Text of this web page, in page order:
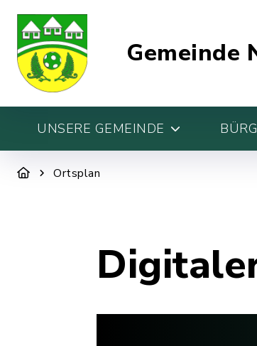
Gemeinde
UNSERE GEMEINDE
Ortsplan